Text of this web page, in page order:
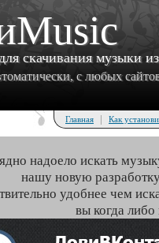
скачивания музыки
с любых
Главная | Как
надоело искать
нашу новую
удобнее чем
вы когда либо